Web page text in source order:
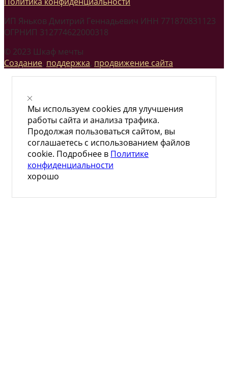
ИП Яньков Дмитрий Геннадьевич ИНН 771870831123
ОГРНИП 312774622000318
© 2023 Шкаф мечты
Создание, поддержка, продвижение сайта
Мы используем cookies для улучшения
работы сайта и анализа трафика.
Продолжая пользоваться сайтом, вы
соглашаетесь с использованием файлов
cookie. Подробнее в Политике
конфиденциальности
хорошо